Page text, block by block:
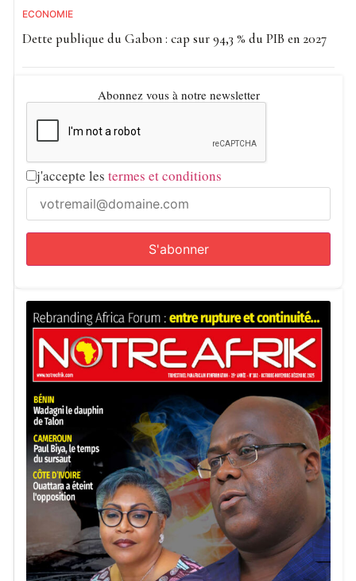
ECONOMIE
Dette publique du Gabon : cap sur 94,3 % du PIB en 2027
Abonnez vous à notre newsletter
j'accepte les termes et conditions